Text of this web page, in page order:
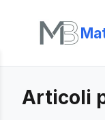
Articoli